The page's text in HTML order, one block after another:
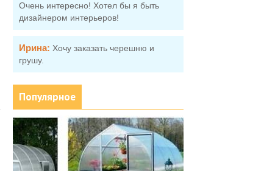
Очень интересно! Хотел бы я быть
дизайнером интерьеров!
Ирина: Хочу заказать черешню и
грушу.
Популярное